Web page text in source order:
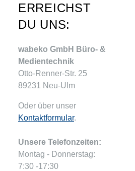
ERREICHST
DU UNS:
wabeko GmbH Büro- &
Medientechnik
Otto-Renner-Str. 25
89231 Neu-Ulm
Oder über unser
Kontaktformular.
Unsere Telefonzeiten:
Montag - Donnerstag:
7:30 -17:30